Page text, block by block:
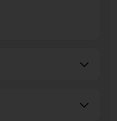
en handschoenen